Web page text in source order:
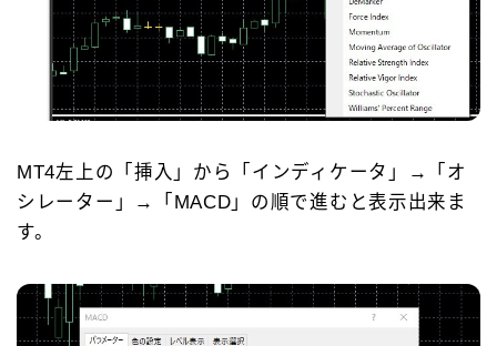
MT4左上の「挿入」から「インディケータ」→「オ
シレーター」→「MACD」の順で進むと表示出来ま
す。